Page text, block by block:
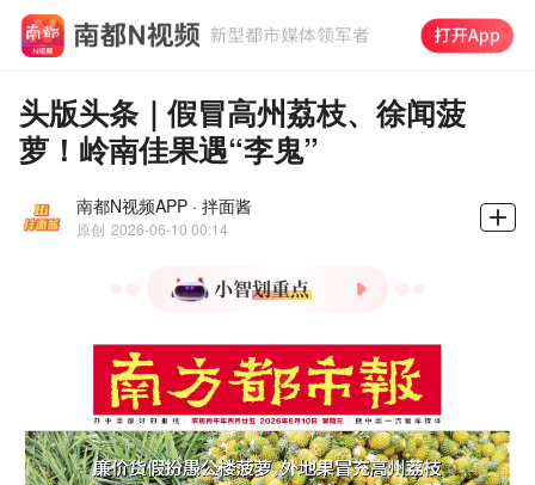
头版头条｜假冒高州荔枝、徐闻菠
萝！岭南佳果遇“李鬼”
南都N视频APP · 拌面酱
原创 2026-06-10 00:14
区域品牌保卫战打响
2.东莞90后返乡创客，让非
遗龙舟文化和文创产品“组
CP”
3.蓝领收入增速连续7年超